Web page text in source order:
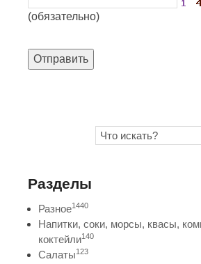
(обязательно)
Отправить
Разделы
Разное1440
Напитки, соки, морсы, квасы,
коктейли140
Салаты123